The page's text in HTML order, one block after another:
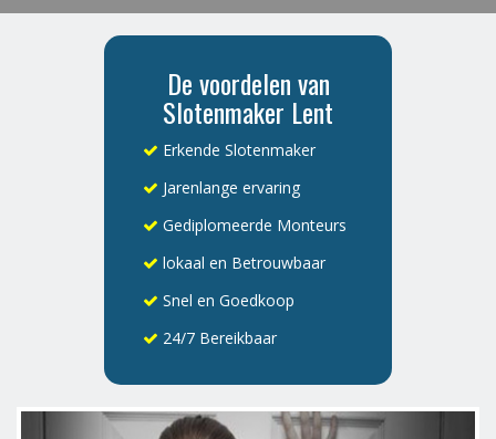
De voordelen van
Slotenmaker Lent
Erkende Slotenmaker
Jarenlange ervaring
Gediplomeerde Monteurs
lokaal en Betrouwbaar
Snel en Goedkoop
24/7 Bereikbaar